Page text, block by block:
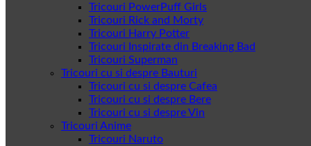
Tricouri PowerPuff Girls
Tricouri Rick and Morty
Tricouri Harry Potter
Tricouri Inspirate din Breaking Bad
Tricouri Superman
Tricouri cu si despre Bauturi
Tricouri cu si despre Cafea
Tricouri cu si despre Bere
Tricouri cu si despre Vin
Tricouri Anime
Tricouri Naruto